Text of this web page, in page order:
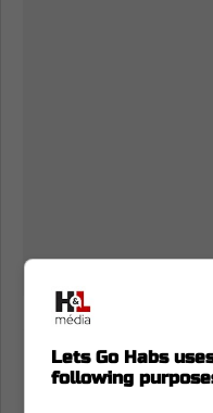
Selon les
Cloutier, l'offre
Dach devrait se
Lets Go Habs
following